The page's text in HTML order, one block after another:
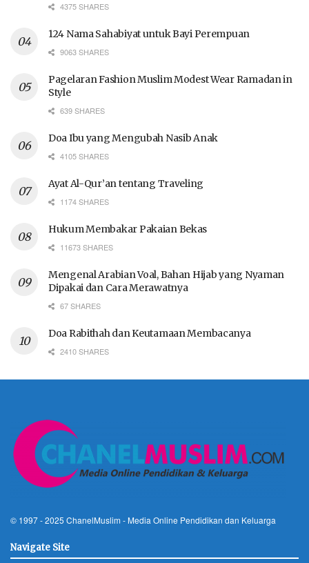
4375 SHARES
124 Nama Sahabiyat untuk Bayi Perempuan
9063 SHARES
Pagelaran Fashion Muslim Modest Wear Ramadan in
Style
639 SHARES
Doa Ibu yang Mengubah Nasib Anak
4105 SHARES
Ayat Al-Qur’an tentang Traveling
1174 SHARES
Hukum Membakar Pakaian Bekas
11673 SHARES
Mengenal Arabian Voal, Bahan Hijab yang Nyaman
Dipakai dan Cara Merawatnya
67 SHARES
Doa Rabithah dan Keutamaan Membacanya
2410 SHARES
© 1997 - 2025 ChanelMuslim - Media Online Pendidikan dan Keluarga
Navigate Site